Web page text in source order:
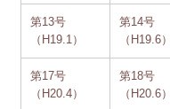
第13号
（H19.1）
第14号
（H19.6）
第17号
（H20.4）
第18号
（H20.6）